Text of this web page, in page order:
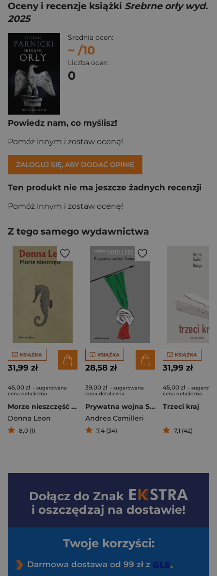
Oceny i recenzje książki Srebrne orły wyd.
2025
Średnia ocen:
~ /10
Liczba ocen:
0
Powiedz nam, co myślisz!
Pomóż innym i zostaw ocenę!
ZALOGUJ SIĘ, ABY DODAĆ OPINIĘ
Ten produkt nie ma jeszcze żadnych recenzji
Pomóż innym i zostaw ocenę!
Z tego samego wydawnictwa
KSIĄŻKA
31,99 zł
45,00 zł - sugerowana
cena detaliczna
Morze nieszczęść wyd. 2025
Donna Leon
8,0 (1)
KSIĄŻKA
28,58 zł
39,00 zł - sugerowana
cena detaliczna
Prywatna wojna Samuelego
Andrea Camilleri
7,4 (34)
KSIĄŻKA
31,99 zł
45,00 zł -
cena detaliczna
Trzeci kraj
7,1 (42)
Dołącz do Znak
i oszczędzaj na dostawie!
Twoje korzyści:
Darmowa dostawa od 99 zł z